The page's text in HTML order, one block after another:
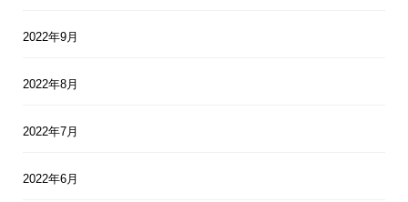
2022年9月
2022年8月
2022年7月
2022年6月